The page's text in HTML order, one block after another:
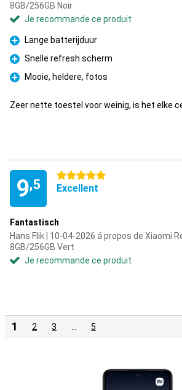
8GB/256GB Noir
Je recommande ce produit
Pour
Lange batterijduur
Pour
Snelle refresh scherm
Pour
Mooie, heldere, fotos
Zeer nette toestel voor weinig, is het elke
9,5
5 étoiles
Excellent
Fantastisch
Hans Flik | 10-04-2026 á propos de Xiaomi
8GB/256GB Vert
Je recommande ce produit
1 2 3 5